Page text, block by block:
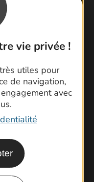
vie privée !
utiles pour
de navigation,
avec